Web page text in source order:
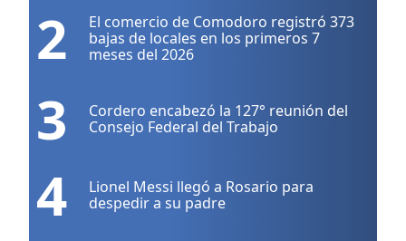
2
El comercio de Comodoro registró 373
bajas de locales en los primeros 7
meses del 2026
3
Cordero encabezó la 127° reunión del
Consejo Federal del Trabajo
4
Lionel Messi llegó a Rosario para
despedir a su padre